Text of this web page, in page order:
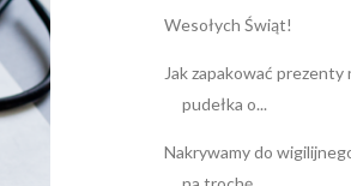
Wesołych Świąt!
Jak zapakować
pudełka o...
Nakrywamy do